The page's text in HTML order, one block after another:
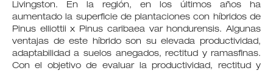
Livingston. En la región, en los últimos años ha
aumentado la superficie de plantaciones con híbridos de
Pinus elliottii x Pinus caribaea var hondurensis. Algunas
ventajas de este híbrido son su elevada productividad,
adaptabilidad a suelos anegados, rectitud y ramasfinas.
Con el objetivo de evaluar la productividad, rectitud y